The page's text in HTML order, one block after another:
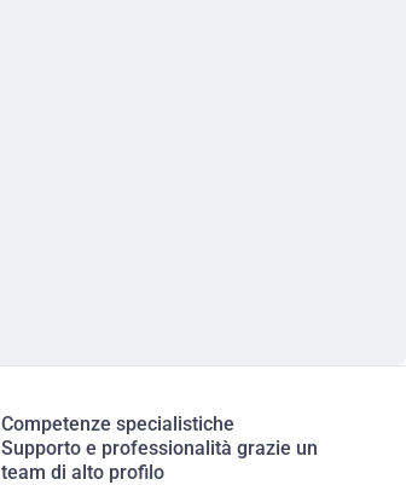
Competenze specialistiche
Supporto e professionalità grazie un
team di alto profilo